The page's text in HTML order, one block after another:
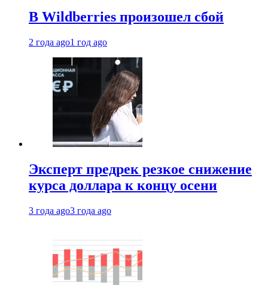
В Wildberries произошел сбой
2 года ago1 год ago
Эксперт предрек резкое снижение
курса доллара к концу осени
3 года ago3 года ago